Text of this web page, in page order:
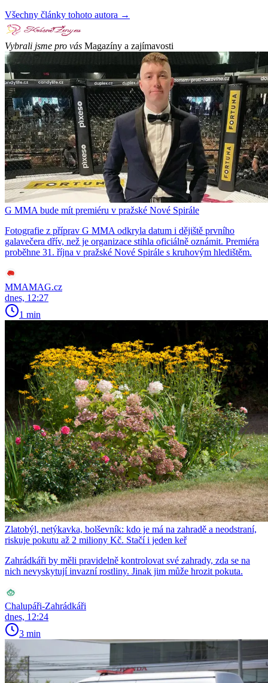
Všechny články tohoto autora →
Vybrali jsme pro vás Magazíny a zajímavosti
G MMA bude mít premiéru v pražské Nové Spirále
Fotografie z příprav G MMA odkryla datum i dějiště prvního
galavečera dřív, než je organizace stihla oficiálně oznámit. Premiéra
proběhne 31. října v pražské Nové Spirále s kruhovým hledištěm.
MMAMAG.cz
dnes, 12:27
1 min
Zlatobýl, netýkavka, bolševník: kdo je má na zahradě a neodstraní,
riskuje pokutu až 2 miliony Kč. Stačí i jeden keř
Zahrádkáři by měli pravidelně kontrolovat své zahrady, zda se na
nich nevyskytují invazní rostliny. Jinak jim může hrozit pokuta.
Chalupáři-Zahrádkáři
dnes, 12:24
3 min